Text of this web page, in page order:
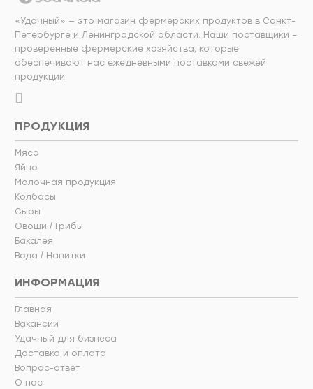
«Удачный» — это магазин фермерских продуктов в Санкт-
Петербурге и Ленинградской области. Наши поставщики –
проверенные фермерские хозяйства, которые
обеспечивают нас ежедневными поставками свежей
продукции.
ПРОДУКЦИЯ
Мясо
Яйцо
Молочная продукция
Колбасы
Сыры
Овощи / Грибы
Бакалея
Вода / Напитки
ИНФОРМАЦИЯ
Главная
Вакансии
Удачный для бизнеса
Доставка и оплата
Вопрос-ответ
О нас